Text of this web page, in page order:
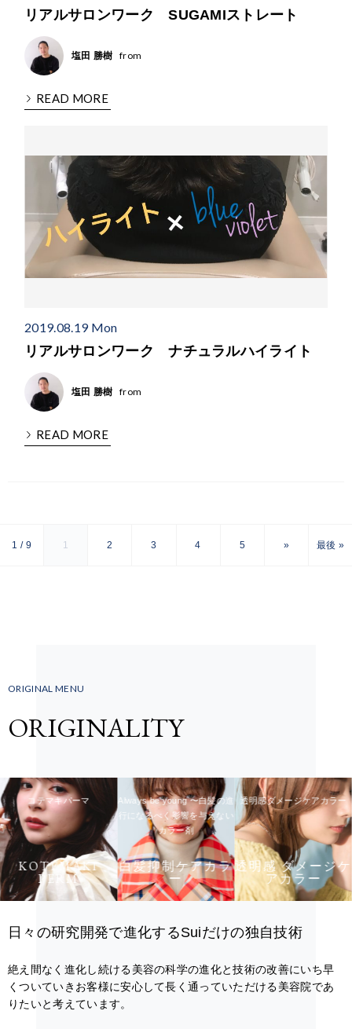
リアルサロンワーク SUGAMIストレート
塩田 勝樹 from
READ MORE
2019.08.19 Mon
リアルサロンワーク ナチュラルハイライト
塩田 勝樹 from
READ MORE
1 / 9 1 2 3 4 5 » 最後 »
ORIGINAL MENU
ORIGINALITY
コテマキパーマ
KOTEMAKI
PERM
Always be young 〜白髪の進
行になるべく影響を与えない
カラー剤
白髪抑制ケアカラ
ー
透明感ダメージケアカラー
透明感 ダメージケ
アカラー
日々の研究開発で進化するSuiだけの独自技術
絶え間なく進化し続ける美容の科学の進化と技術の改善にいち早
くついていきお客様に安心して長く通っていただける美容院であ
りたいと考えています。